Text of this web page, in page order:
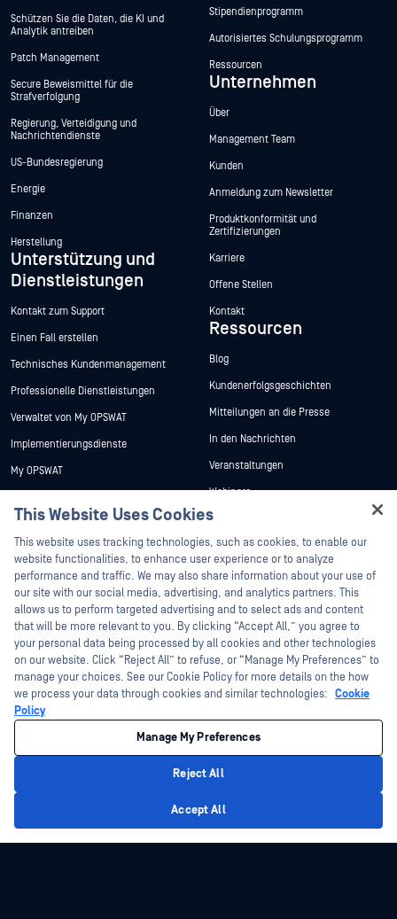
Schützen Sie die Daten, die KI und
Analytik antreiben
Patch Management
Secure Beweismittel für die
Strafverfolgung
Regierung, Verteidigung und
Nachrichtendienste
US-Bundesregierung
Energie
Finanzen
Herstellung
Unterstützung und
Dienstleistungen
Kontakt zum Support
Einen Fall erstellen
Technisches Kundenmanagement
Professionelle Dienstleistungen
Verwaltet von My OPSWAT
Implementierungsdienste
My OPSWAT
Programm zur Behebung von
Sicherheitslücken
Partner
Zertifizierung
Technologie-Partner
Partner Programm
Stipendienprogramm
Autorisiertes Schulungsprogramm
Ressourcen
Unternehmen
Über
Management Team
Kunden
Anmeldung zum Newsletter
Produktkonformität und
Zertifizierungen
Karriere
Offene Stellen
Kontakt
Ressourcen
Blog
Kundenerfolgsgeschichten
Mitteilungen an die Presse
In den Nachrichten
Veranstaltungen
Webinare
Datenblätter
Weiße Papiere
Kostenlose Tools
©2026 OPSWAT . Alle Rechte vorbehalten. OPSWAT, MetaDefender, Metascan,
MetaAccess, das OPSWAT , Trust no File. Trust No Device., OPSWAT , Protecting the
World's Critical Infrastructure, Deep CDR™ Technology, InQuest, das InQuest-Logo,
DFI, RetroHunt, Deep File Inspection und Join the Hunt sind Marken von OPSWAT .
Marken von Drittanbietern sind Eigentum ihrer jeweiligen Inhaber.
Cookie-Präferenzen verwalten
Entscheidungen zum Datenschutz in Kalifornien
This Website Uses Cookies
This website uses tracking technologies, such as cookies, to enable our
website functionalities, to enhance user experience or to analyze
performance and traffic. We may also share information about your use of
our site with our social media, advertising, and analytics partners. This
allows us to perform targeted advertising and to select ads and content
that will be more relevant to you. By clicking “Accept All,” you agree to
your personal data being processed by all cookies and other technologies
on our website. Click “Reject All” to refuse, or “Manage My Preferences” to
manage your choices. See our Cookie Policy for more details on the how
we process your data through cookies and similar technologies: Cookie
Policy
Manage My Preferences
Reject All
Accept All
Hey there!
I'm Ozzy, your OPSWAT virtual assistant.
How can I help you secure what's critical
today?